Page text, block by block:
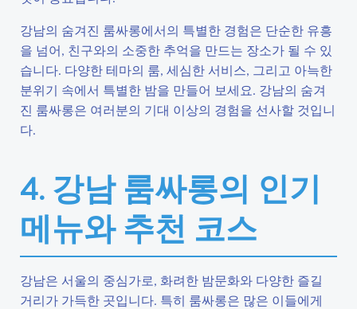
강남의 숨겨진 룸싸롱에서의 특별한 경험은 단순한 유흥
을 넘어, 친구와의 소중한 추억을 만드는 장소가 될 수 있
습니다. 다양한 테마의 룸, 세심한 서비스, 그리고 아늑한
분위기 속에서 특별한 밤을 만들어 보세요. 강남의 숨겨
진 룸싸롱은 여러분의 기대 이상의 경험을 선사할 것입니
다.
4. 강남 룸싸롱의 인기
메뉴와 추천 코스
강남은 서울의 중심가로, 화려한 밤문화와 다양한 즐길
거리가 가득한 곳입니다. 특히 룸싸롱은 많은 이들에게